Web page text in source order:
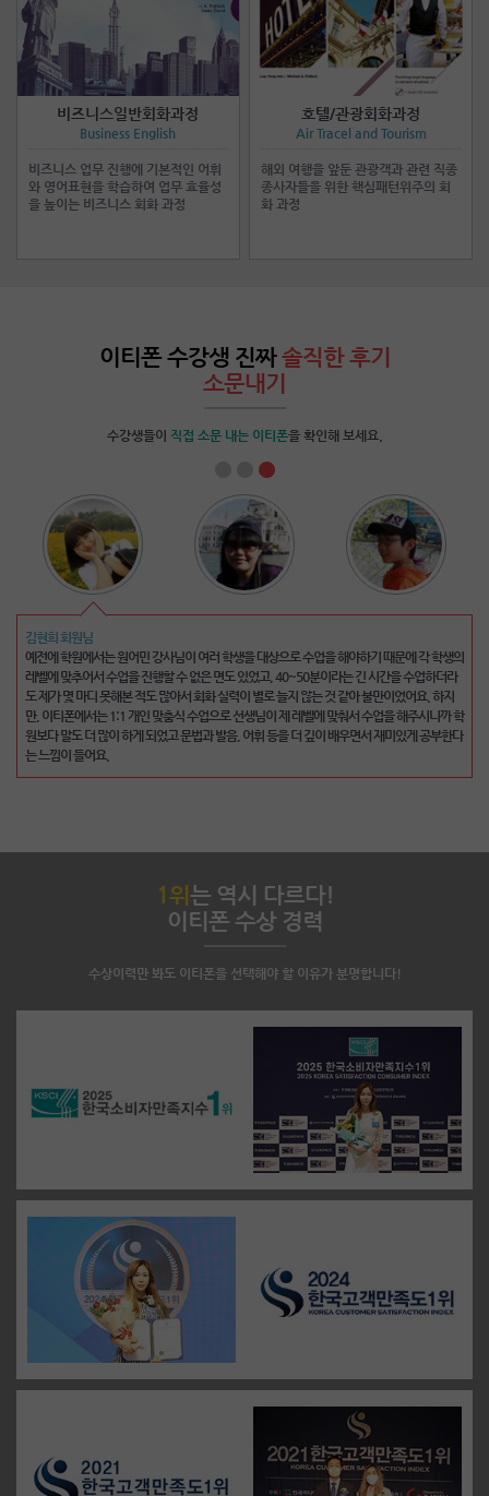
비즈니스일반회화과정
Business English
비즈니스 업무 진행에 기본적인 어휘
와 영어표현을 학습하여 업무 효율성
을 높이는 비즈니스 회화 과정
호텔/관광회화과정
Air Tracel and Tourism
해외 여행을 앞둔 관광객과 관련 직종
종사자들을 위한 핵심패턴위주의 회
화 과정
이티폰 수강생 진짜솔직한 후기
소문내기
수강생들이 직접 소문 내는 이티폰을 확인해 보세요.
이명준 회원님
처음에 전화영어라는 새로운 도전을 한다고 했을 때 두려움이 많이 있었지만, 친절한 강사님
덕분에 많이 배우게 된 것 같습니다. 물론 아직 많이 부족하여 다음 달도 진행해야겠지만 항상
친절하게 대해주시는 강사님들께 고맙다는 말씀을 드리고 싶네요. 제가 할 말을 찾지 못해 머
뭇거릴 때마다 용기를 주시고 적절한 어휘를 찾아 알려주셔서 도움이 많이 되었어요. 특히 처
음 시작하는 저같은 분들은 영어로만 수업한다는게 쉽지 않은데 이티폰 강사님들은 친절하게
도와주시기 때문에 두려움 없이 용기내서 영어공부를 계속해 나갈 수 있는 것 같아요.
김현희 회원님
예전에 학원에서는 원어민 강사님이 여러 학생을 대상으로 수업을 해야하기 때문에 각 학생의
레벨에 맞추어서 수업을 진행할 수 없은 면도 있었고, 40~50분이라는 긴 시간을 수업하더라
도 제가 몇 마디 못해본 적도 많아서 회화 실력이 별로 늘지 않는 것 같아 불만이었어요. 하지
만, 이티폰에서는 1:1 개인 맞춤식 수업으로 선생님이 제 레벨에 맞춰서 수업을 해주시니까 학
원보다 말도 더 많이 하게 되었고 문법과 발음, 어휘 등을 더 깊이 배우면서 재미있게 공부한다
는 느낌이 들어요.
1위 는 역시 다르다!
이티폰 수상 경력
수상이력만 봐도 이티폰을 선택해야 할 이유가 분명합니다!